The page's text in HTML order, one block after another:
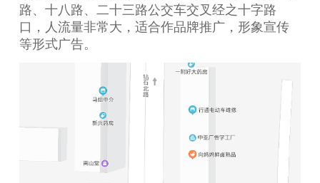
路、十八路、二十三路公交车交叉经之十字路
口，人流量非常大，适合作品牌推广，形象宣传
等形式广告。